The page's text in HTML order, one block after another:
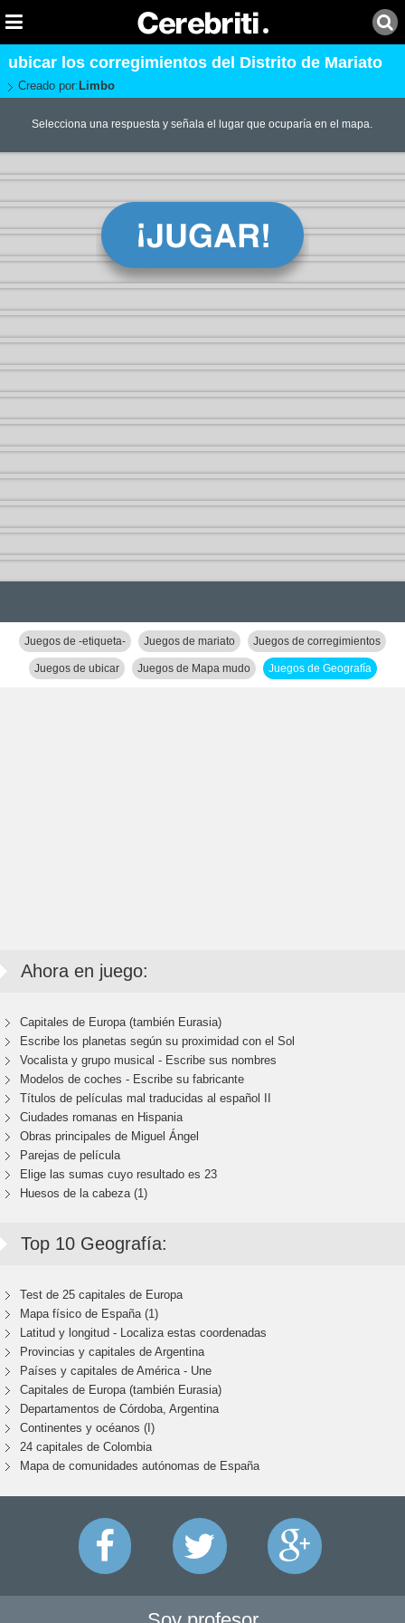
ubicar los corregimientos del Distrito de Mariato
Creado por: Limbo
Selecciona una respuesta y señala el lugar que ocuparía en el mapa.
Juegos de -etiqueta- Juegos de mariato Juegos de corregimientos
Juegos de ubicar Juegos de Mapa mudo Juegos de Geografía
Ahora en juego:
Capitales de Europa (también Eurasia)
Escribe los planetas según su proximidad con el Sol
Vocalista y grupo musical - Escribe sus nombres
Modelos de coches - Escribe su fabricante
Títulos de películas mal traducidas al español II
Ciudades romanas en Hispania
Obras principales de Miguel Ángel
Parejas de película
Elige las sumas cuyo resultado es 23
Huesos de la cabeza (1)
Top 10 Geografía:
Test de 25 capitales de Europa
Mapa físico de España (1)
Latitud y longitud - Localiza estas coordenadas
Provincias y capitales de Argentina
Países y capitales de América - Une
Capitales de Europa (también Eurasia)
Departamentos de Córdoba, Argentina
Continentes y océanos (I)
24 capitales de Colombia
Mapa de comunidades autónomas de España